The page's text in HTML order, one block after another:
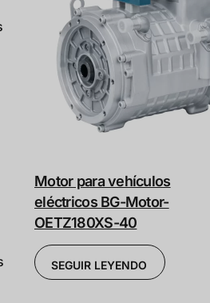
Motor para vehículos
eléctricos BG-Motor-
OETZ180XS-40
SEGUIR LEYENDO